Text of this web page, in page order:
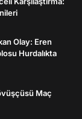
Olay: Eren
Hurdalıkta
Maç